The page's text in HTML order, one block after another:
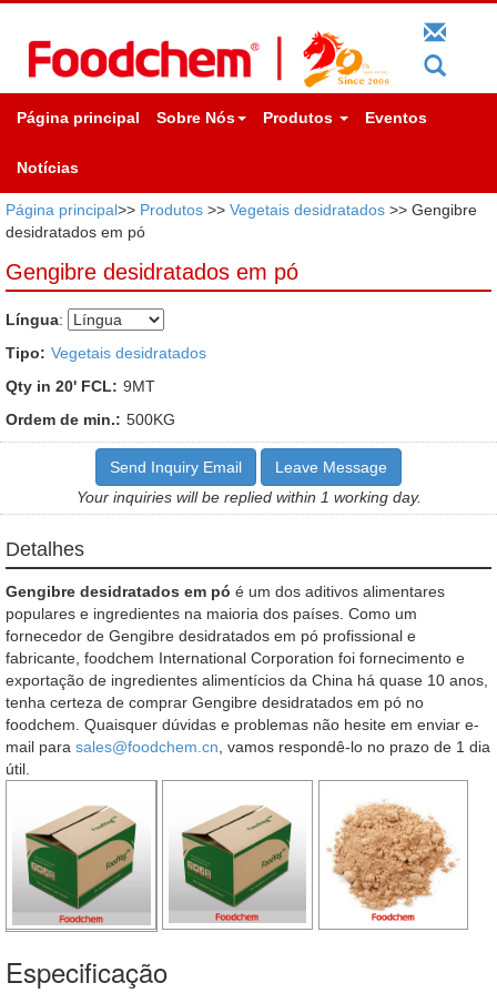
Página principal Sobre Nós Produtos Eventos
Notícias
Página principal>> Produtos >> Vegetais desidratados >> Gengibre
desidratados em pó
Gengibre desidratados em pó
Língua:
Tipo: Vegetais desidratados
Qty in 20' FCL: 9MT
Ordem de min.: 500KG
Send Inquiry Email
Leave Message
Your inquiries will be replied within 1 working day.
Detalhes
Gengibre desidratados em pó é um dos aditivos alimentares
populares e ingredientes na maioria dos países. Como um
fornecedor de Gengibre desidratados em pó profissional e
fabricante, foodchem International Corporation foi fornecimento e
exportação de ingredientes alimentícios da China há quase 10 anos,
tenha certeza de comprar Gengibre desidratados em pó no
foodchem. Quaisquer dúvidas e problemas não hesite em enviar e-
mail para sales@foodchem.cn , vamos respondê-lo no prazo de 1 dia
útil.
Especificação